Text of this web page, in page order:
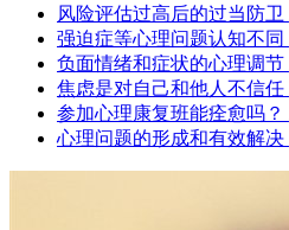
风险评估过高后的过当防卫
强迫症等心理问题认知不同
负面情绪和症状的心理调节
焦虑是对自己和他人不信任
参加心理康复班能痊愈吗？
心理问题的形成和有效解决